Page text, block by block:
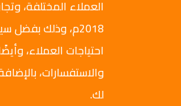
العملاء المختلفة،
2018م، وذلك بفضل
احتياجات العملاء،
والاستفسارات،
لك.